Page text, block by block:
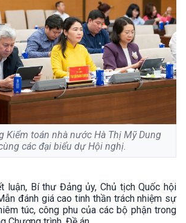
Kiểm toán nhà nước Hà Thị Mỹ Dung
các đại biểu dự Hội nghị.
luận, Bí thư Đảng ủy, Chủ tịch Quốc hội
đánh giá cao tinh thần trách nhiệm sự
túc, công phu của các bộ phận trong